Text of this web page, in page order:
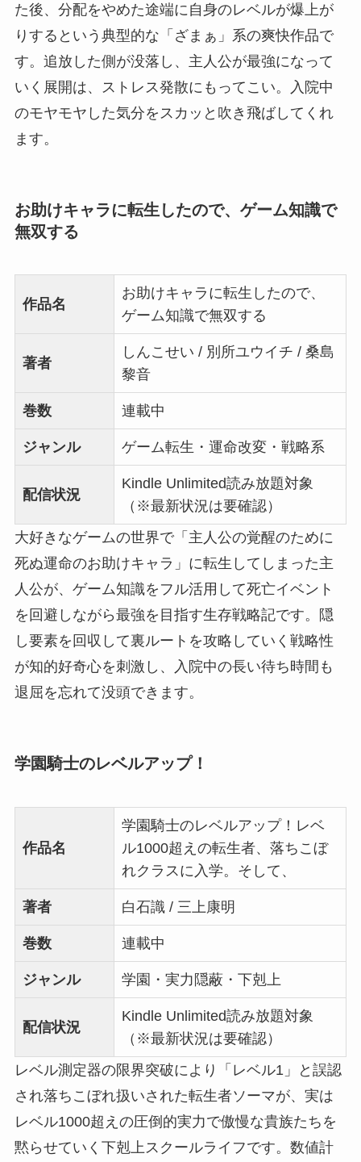
た後、分配をやめた途端に自身のレベルが爆上が
りするという典型的な「ざまぁ」系の爽快作品で
す。追放した側が没落し、主人公が最強になって
いく展開は、ストレス発散にもってこい。入院中
のモヤモヤした気分をスカッと吹き飛ばしてくれ
ます。
お助けキャラに転生したので、ゲーム知識で
無双する
作品名
お助けキャラに転生したので、
ゲーム知識で無双する
著者
しんこせい / 別所ユウイチ / 桑島
黎音
巻数 連載中
ジャンル ゲーム転生・運命改変・戦略系
配信状況
Kindle Unlimited読み放題対象
（※最新状況は要確認）
大好きなゲームの世界で「主人公の覚醒のために
死ぬ運命のお助けキャラ」に転生してしまった主
人公が、ゲーム知識をフル活用して死亡イベント
を回避しながら最強を目指す生存戦略記です。隠
し要素を回収して裏ルートを攻略していく戦略性
が知的好奇心を刺激し、入院中の長い待ち時間も
退屈を忘れて没頭できます。
学園騎士のレベルアップ！
作品名
学園騎士のレベルアップ！レベ
ル1000超えの転生者、落ちこぼ
れクラスに入学。そして、
著者 白石識 / 三上康明
巻数 連載中
ジャンル 学園・実力隠蔽・下剋上
配信状況
Kindle Unlimited読み放題対象
（※最新状況は要確認）
レベル測定器の限界突破により「レベル1」と誤認
され落ちこぼれ扱いされた転生者ソーマが、実は
レベル1000超えの圧倒的実力で傲慢な貴族たちを
黙らせていく下剋上スクールライフです。数値計